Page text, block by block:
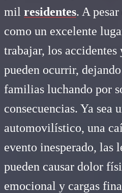
mil residentes. A
como un excelente
trabajar, los accidentes
pueden ocurrir,
familias luchando por
consecuencias. Ya sea
automovilístico, una
evento inesperado, las
pueden causar dolor
emocional y cargas